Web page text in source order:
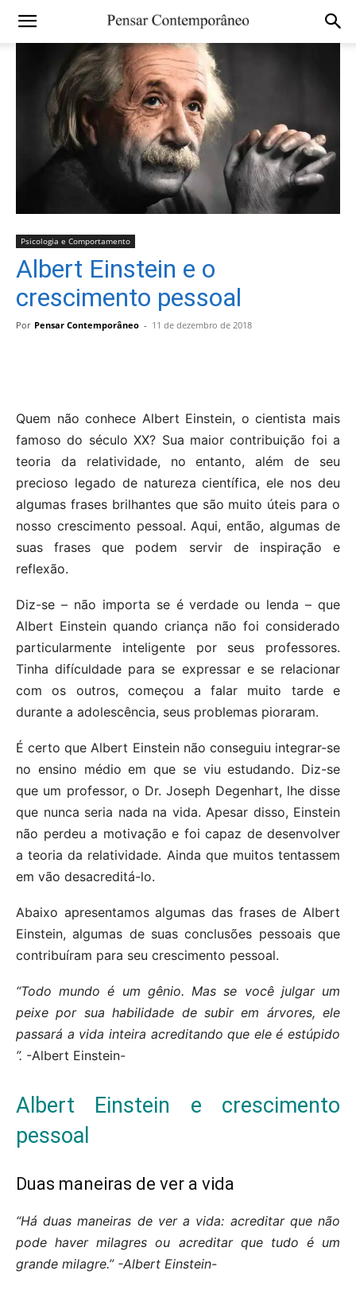
Psicologia e Comportamento
Albert Einstein e o
crescimento pessoal
Por Pensar Contemporâneo - 11 de dezembro de 2018
Quem não conhece Albert Einstein, o cientista mais
famoso do século XX? Sua maior contribuição foi a
teoria da relatividade, no entanto, além de seu
precioso legado de natureza científica, ele nos deu
algumas frases brilhantes que são muito úteis para o
nosso crescimento pessoal. Aqui, então, algumas de
suas frases que podem servir de inspiração e
reflexão.
Diz-se – não importa se é verdade ou lenda – que
Albert Einstein quando criança não foi considerado
particularmente inteligente por seus professores.
Tinha difículdade para se expressar e se relacionar
com os outros, começou a falar muito tarde e
durante a adolescência, seus problemas pioraram.
É certo que Albert Einstein não conseguiu integrar-se
no ensino médio em que se viu estudando. Diz-se
que um professor, o Dr. Joseph Degenhart, lhe disse
que nunca seria nada na vida. Apesar disso, Einstein
não perdeu a motivação e foi capaz de desenvolver
a teoria da relatividade. Ainda que muitos tentassem
em vão desacreditá-lo.
Abaixo apresentamos algumas das frases de Albert
Einstein, algumas de suas conclusões pessoais que
contribuíram para seu crescimento pessoal.
“Todo mundo é um gênio. Mas se você julgar um
peixe por sua habilidade de subir em árvores, ele
passará a vida inteira acreditando que ele é estúpido
”. -Albert Einstein-
Albert Einstein e crescimento
pessoal
Duas maneiras de ver a vida
“Há duas maneiras de ver a vida: acreditar que não
pode haver milagres ou acreditar que tudo é um
grande milagre.” -Albert Einstein-